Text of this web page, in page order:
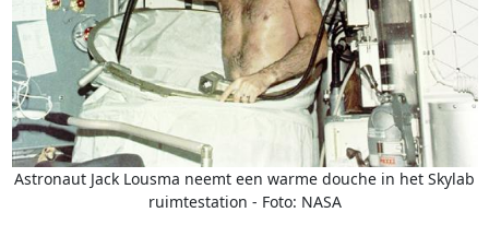
Astronaut Jack Lousma neemt een warme douche in het Skylab
ruimtestation - Foto: NASA